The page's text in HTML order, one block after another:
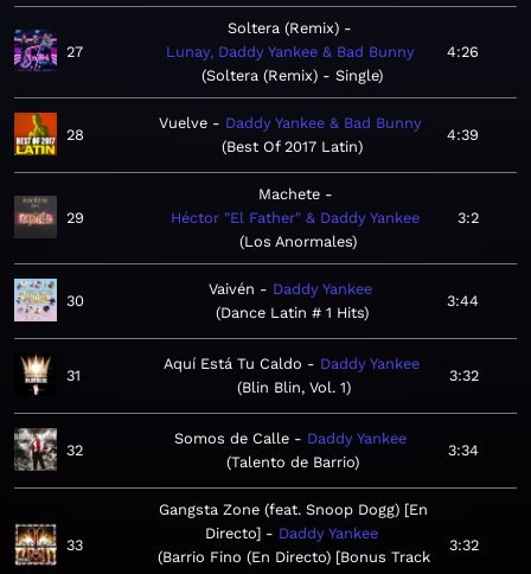
27
Soltera (Remix)
Lunay, Daddy Yankee & Bad Bunny
Soltera (Remix) - Single
4:26
28
Vuelve
Daddy Yankee & Bad Bunny
Best Of 2017 Latin
4:39
29
Machete
Héctor "El Father" & Daddy Yankee
Los Anormales
3:2
30
Vaivén
Daddy Yankee
Dance Latin # 1 Hits
3:44
31
Aquí Está Tu Caldo
Daddy Yankee
Blin Blin, Vol. 1
3:32
32
Somos de Calle
Daddy Yankee
Talento de Barrio
3:34
33
Gangsta Zone (feat. Snoop Dogg) [En
Directo]
Daddy Yankee
Barrio Fino (En Directo) [Bonus Track
3:32